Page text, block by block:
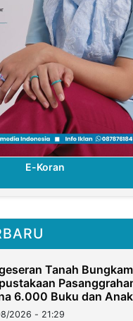
E-Koran
Tanah Bungkam
6.000 Buku dan
2026 - 21:29